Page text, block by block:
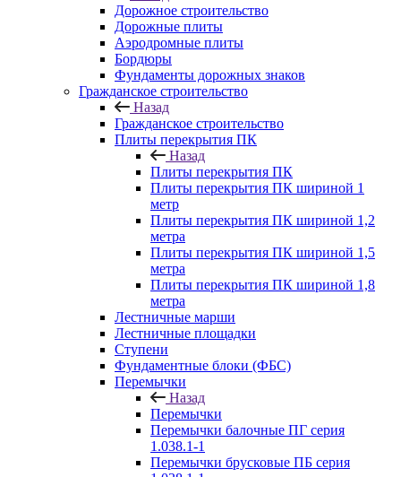
Дорожное строительство
Дорожные плиты
Аэродромные плиты
Бордюры
Фундаменты дорожных знаков
Гражданское строительство
Назад
Гражданское строительство
Плиты перекрытия ПК
Назад
Плиты перекрытия ПК
Плиты перекрытия ПК шириной 1
метр
Плиты перекрытия ПК шириной 1,2
метра
Плиты перекрытия ПК шириной 1,5
метра
Плиты перекрытия ПК шириной 1,8
метра
Лестничные марши
Лестничные площадки
Ступени
Фундаментные блоки (ФБС)
Перемычки
Назад
Перемычки
Перемычки балочные ПГ серия
1.038.1-1
Перемычки брусковые ПБ серия